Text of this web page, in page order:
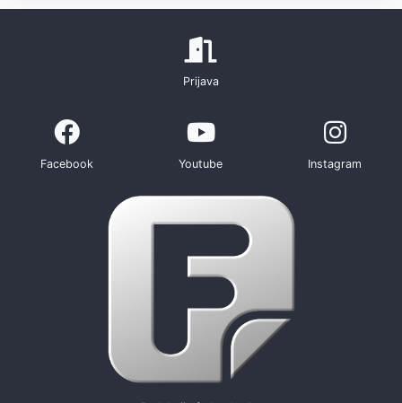
Prijava
Facebook Youtube Instagram